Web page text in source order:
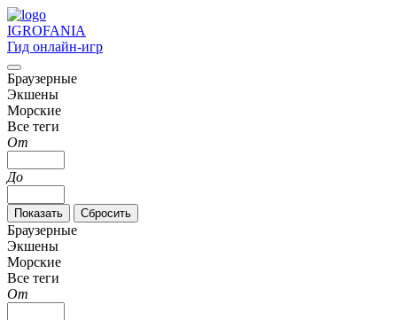
IGROFANIA
Гид онлайн-игр
Браузерные
Экшены
Морские
Все теги
От
До
Браузерные
Экшены
Морские
Все теги
От